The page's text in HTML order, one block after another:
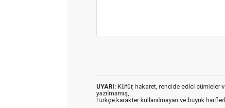
UYARI: Küfür, hakaret, rencide edici cümleler
yazılmamış,
Türkçe karakter kullanılmayan ve büyük